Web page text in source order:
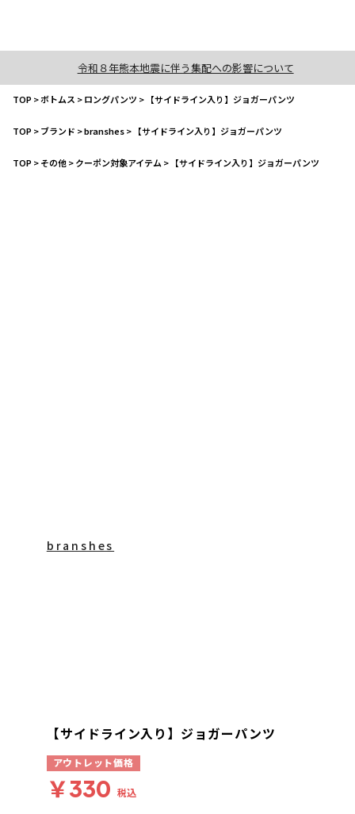
令和８年熊本地震に伴う集配への影響について
TOP>ボトムス >ロングパンツ > 【サイドライン入り】ジョガーパンツ
TOP>ブランド >branshes> 【サイドライン入り】ジョガーパンツ
TOP>その他>クーポン対象アイテム > 【サイドライン入り】ジョガーパンツ
branshes
【サイドライン入り】ジョガーパンツ
アウトレット価格
￥330 税込